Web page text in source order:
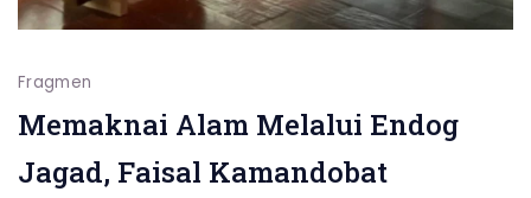
Fragmen
Memaknai Alam Melalui Endog
Jagad, Faisal Kamandobat